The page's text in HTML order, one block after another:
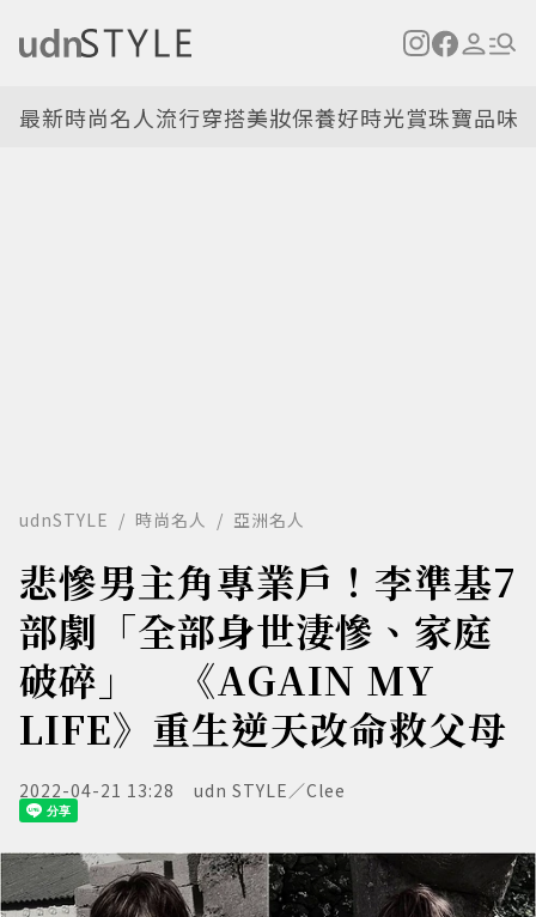
最新時尚名人流行穿搭美妝保養好時光賞珠寶品味
udnSTYLE 時尚名人 亞洲名人
悲慘男主角專業戶！李準基7
部劇「全部身世淒慘、家庭
破碎」 《AGAIN MY
LIFE》重生逆天改命救父母
2022-04-21 13:28 udn STYLE／Clee